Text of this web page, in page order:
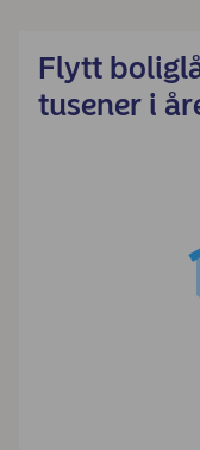
Flytt
tusener i